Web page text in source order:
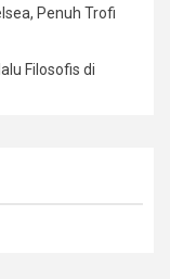
Penuh Trofi
Filosofis di